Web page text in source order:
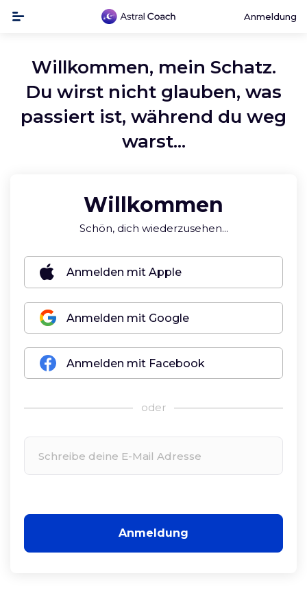
Anmeldung
Willkommen, mein Schatz.
Du wirst nicht glauben, was
passiert ist, während du weg
warst...
Willkommen
Schön, dich wiederzusehen...
Anmelden mit Apple
Anmelden mit Google
Anmelden mit Facebook
oder
Anmeldung